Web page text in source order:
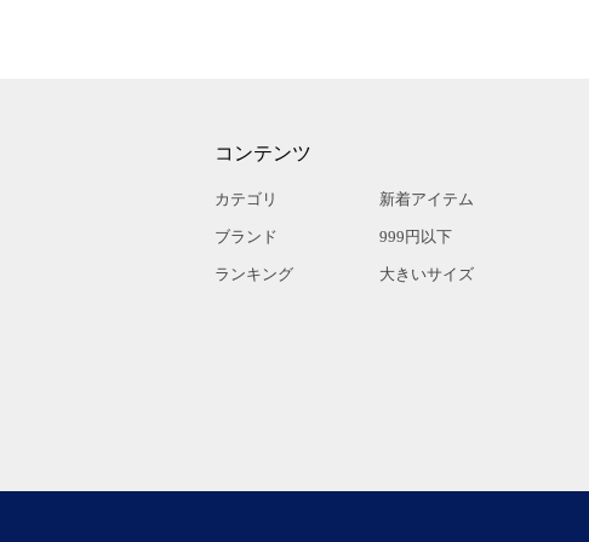
コンテンツ
カテゴリ
ブランド
ランキング
新着アイテム
999円以下
大きいサイズ